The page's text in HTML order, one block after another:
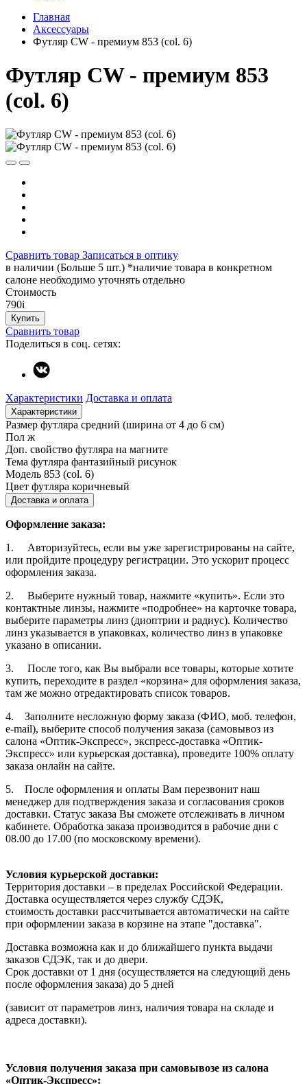
Главная
Аксессуары
Футляр CW - премиум 853 (col. 6)
Футляр CW - премиум 853
(col. 6)
Сравнить товар Записаться в оптику
в наличии (Больше 5 шт.) *наличие товара в конкретном
салоне необходимо уточнять отдельно
Стоимость
790i
Купить
Сравнить товар
Поделиться в соц. сетях:
Характеристики Доставка и оплата
Характеристики
Размер футляра средний (ширина от 4 до 6 см)
Пол ж
Доп. свойство футляра на магните
Тема футляра фантазийный рисунок
Модель 853 (col. 6)
Цвет футляра коричневый
Доставка и оплата
Оформление заказа:
1. Авторизуйтесь, если вы уже зарегистрированы на сайте,
или пройдите процедуру регистрации. Это ускорит процесс
оформления заказа.
2. Выберите нужный товар, нажмите «купить». Если это
контактные линзы, нажмите «подробнее» на карточке товара,
выберите параметры линз (диоптрии и радиус). Количество
линз указывается в упаковках, количество линз в упаковке
указано в описании.
3. После того, как Вы выбрали все товары, которые хотите
купить, переходите в раздел «корзина» для оформления заказа,
там же можно отредактировать список товаров.
4. Заполните несложную форму заказа (ФИО, моб. телефон,
e-mail), выберите способ получения заказа (самовывоз из
салона «Оптик-Экспресс», экспресс-доставка «Оптик-
Экспресс» или курьерская доставка), проведите 100% оплату
заказа онлайн на сайте.
5. После оформления и оплаты Вам перезвонит наш
менеджер для подтверждения заказа и согласования сроков
доставки. Статус заказа Вы сможете отслеживать в личном
кабинете. Обработка заказа производится в рабочие дни с
08.00 до 17.00 (по московскому времени).
Условия курьерской доставки:
Территория доставки – в пределах Российской Федерации.
Доставка осуществляется через службу СДЭК,
стоимость доставки рассчитывается автоматически на сайте
при оформлении заказа в корзине на этапе "доставка".
Доставка возможна как и до ближайшего пункта выдачи
заказов СДЭК, так и до двери.
Срок доставки от 1 дня (осуществляется на следующий день
после оформления заказа) до 5 дней
(зависит от параметров линз, наличия товара на складе и
адреса доставки).
Условия получения заказа при самовывозе из салона
«Оптик-Экспресс»: